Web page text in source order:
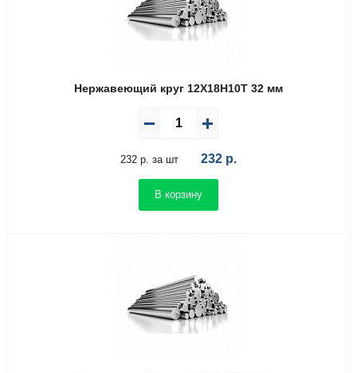
Нержавеющий круг 12Х18Н10Т 32 мм
232 р. за шт 232 р.
В корзину